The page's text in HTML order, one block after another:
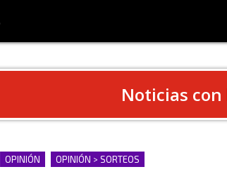
Noticias
OPINIÓN OPINIÓN > SORTEOS